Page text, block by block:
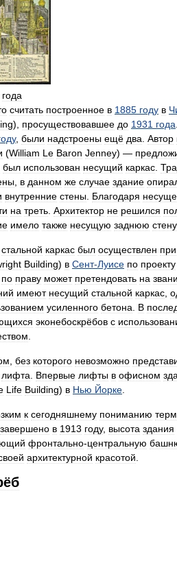
года
считать построенное в 1885 году в
), просуществовавшее до 1931 года
, были надстроены ещё два Автор
(William Le Baron Jenney) —
был использован несущий каркас
в данном же случае здание
внутренние стены Благодаря
на треть Архитектор не решился
имело также несущую заднюю стену
стальной каркас был осуществлен при
Building) в Сент-Луисе по проекту
по праву может претендовать на
имеют несущий стальной каркас
усиленного бетона В
эконебоскрёбов с
без которого невозможно
лифта Впервые лифты в офисном
Life Building) в Нью Йорке
к сегодняшнему пониманию
завершено в 1913 году, высота здания
фронтально-центральную
архитектурной красотой